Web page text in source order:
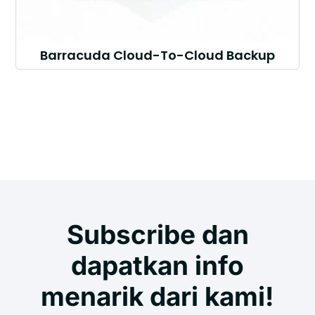
Barracuda Cloud-To-Cloud Backup
Subscribe dan
dapatkan info
menarik dari kami!